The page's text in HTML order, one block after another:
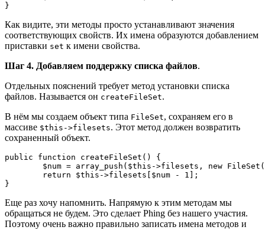
}
Как видите, эти методы просто устанавливают значения
соответствующих свойств. Их имена образуются добавлением
приставки set к имени свойства.
Шаг 4. Добавляем поддержку списка файлов.
Отдельных пояснений требует метод установки списка
файлов. Называется он createFileSet.
В нём мы создаем объект типа FileSet, сохраняем его в
массиве $this->filesets. Этот метод должен возвратить
сохраненный объект.
public function createFileSet() {
}
Еще раз хочу напомнить. Напрямую к этим методам мы
обращаться не будем. Это сделает Phing без нашего участия.
Поэтому очень важно правильно записать имена методов и